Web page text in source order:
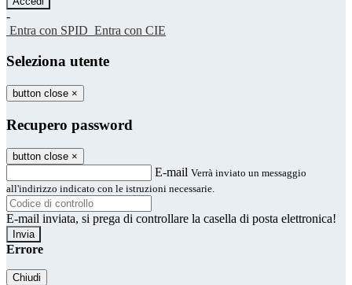
-
Entra con SPID Entra con CIE
Seleziona utente
button close ×
Recupero password
button close ×
E-mail Verrà inviato un messaggio
all'indirizzo indicato con le istruzioni necessarie.
E-mail inviata, si prega di controllare la casella di posta elettronica!
Errore
Chiudi